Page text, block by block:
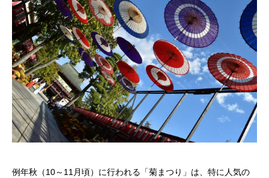
例年秋（10～11月頃）に行われる「菊まつり」は、特に人気の